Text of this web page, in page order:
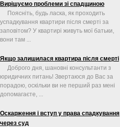
Вирішуємо проблеми зі спадщиною
Поясніть, будь ласка, як проходить
успадкування квартири після смерті за
заповітом? У квартирі живуть мої батьки,
вони там ...
Якщо залишилася квартира після смерті
Доброго дня, шановні консультанти з
юридичних питань! Звертаюся до Вас за
порадою, оскільки ви не перший раз мені
допомагаєте, ...
Оскарження і вступ у права спадкування
через суд